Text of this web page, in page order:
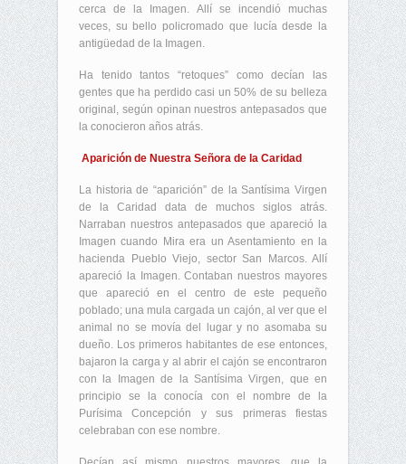
cerca de la Imagen. Allí se incendió muchas
veces, su bello policromado que lucía desde la
antigüedad de la Imagen.
Ha tenido tantos “retoques” como decían las
gentes que ha perdido casi un 50% de su belleza
original, según opinan nuestros antepasados que
la conocieron años atrás.
Aparición de Nuestra Señora de la Caridad
La historia de “aparición” de la Santísima Virgen
de la Caridad data de muchos siglos atrás.
Narraban nuestros antepasados que apareció la
Imagen cuando Mira era un Asentamiento en la
hacienda Pueblo Viejo, sector San Marcos. Allí
apareció la Imagen. Contaban nuestros mayores
que apareció en el centro de este pequeño
poblado; una mula cargada un cajón, al ver que el
animal no se movía del lugar y no asomaba su
dueño. Los primeros habitantes de ese entonces,
bajaron la carga y al abrir el cajón se encontraron
con la Imagen de la Santísima Virgen, que en
principio se la conocía con el nombre de la
Purísima Concepción y sus primeras fiestas
celebraban con ese nombre.